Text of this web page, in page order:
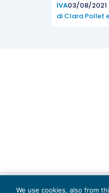
IVA03/08/2021
di Clara Pollet
We use cookies, also from